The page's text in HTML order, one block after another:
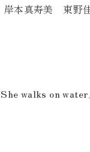
寿美 東野
walks on